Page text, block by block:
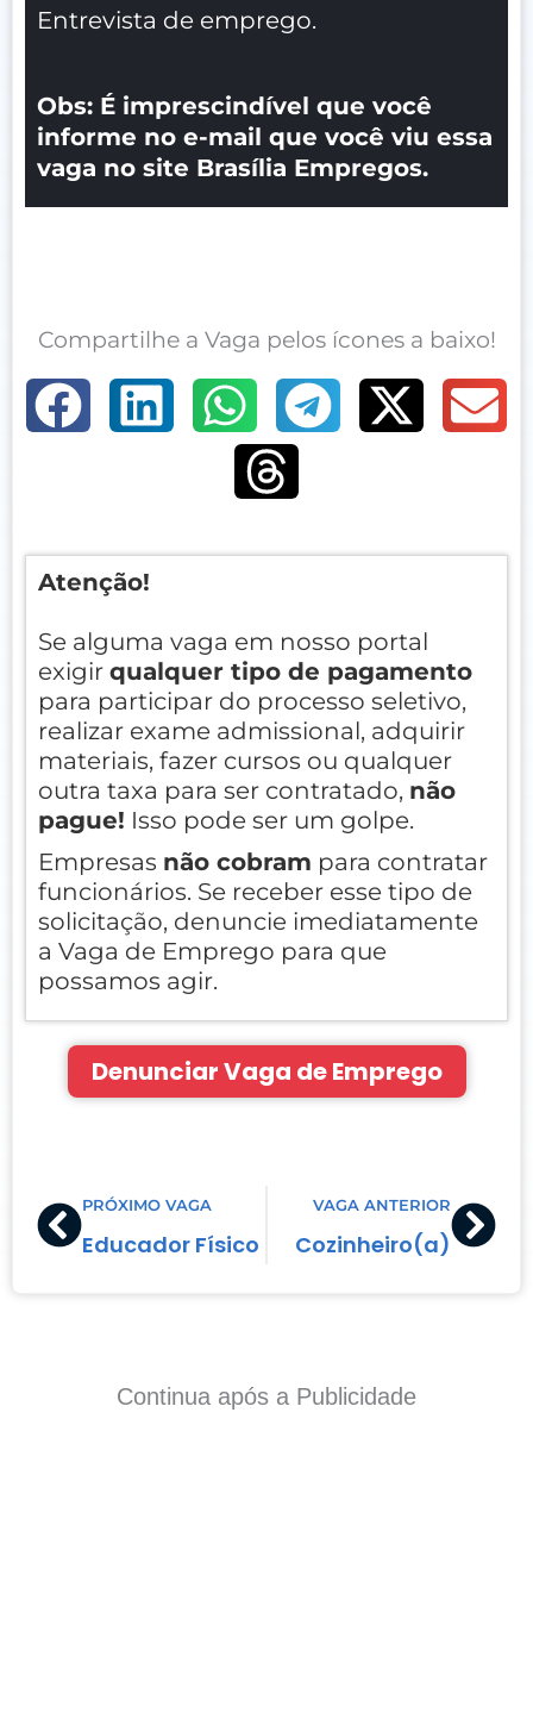
Entrevista de emprego.
Obs: É imprescindível que você
informe no e-mail que você viu essa
vaga no site Brasília Empregos.
Compartilhe a Vaga pelos ícones a baixo!
Atenção!
Se alguma vaga em nosso portal
exigir qualquer tipo de pagamento
para participar do processo seletivo,
realizar exame admissional, adquirir
materiais, fazer cursos ou qualquer
outra taxa para ser contratado, não
pague! Isso pode ser um golpe.
Empresas não cobram para contratar
funcionários. Se receber esse tipo de
solicitação, denuncie imediatamente
a Vaga de Emprego para que
possamos agir.
Denunciar Vaga de Emprego
Prev
PRÓXIMO VAGA
Educador Físico
VAGA ANTERIOR
Cozinheiro(a)
Continua após a Publicidade